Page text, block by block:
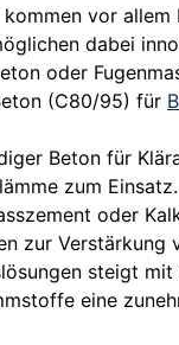
vor
dabei
oder
(C80/95) für
Beton für
zum Einsatz.
oder
zur Verstärkung
steigt
eine